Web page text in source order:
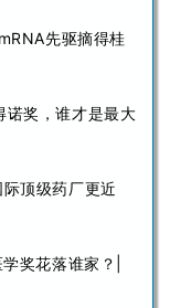
先驱摘得桂
诺奖，谁才是最大
顶级药厂更近
奖花落谁家？|